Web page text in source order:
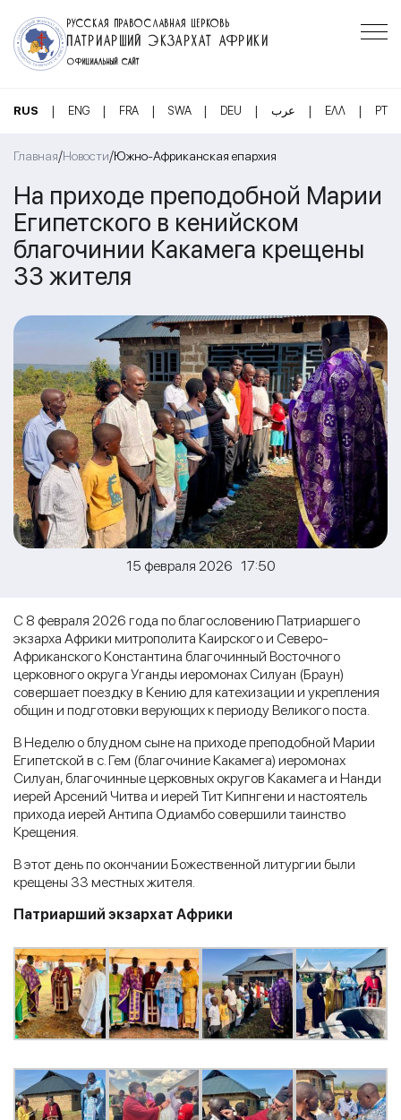
РУССКАЯ ПРАВОСЛАВНАЯ ЦЕРКОВЬ
ПАТРИАРШИЙ ЭКЗАРХАТ АФРИКИ
ОФИЦИАЛЬНЫЙ САЙТ
RUS | ENG | FRA | SWA | DEU | عرب | ΕΛΛ | PT
Главная/Новости/Южно-Африканская епархия
На приходе преподобной Марии
Египетского в кенийском
благочинии Какамега крещены
33 жителя
15 февраля 2026 17:50
С 8 февраля 2026 года по благословению Патриаршего
экзарха Африки митрополита Каирского и Северо-
Африканского Константина благочинный Восточного
церковного округа Уганды иеромонах Силуан (Браун)
совершает поездку в Кению для катехизации и укрепления
общин и подготовки верующих к периоду Великого поста.
В Неделю о блудном сыне на приходе преподобной Марии
Египетской в с. Гем (благочиние Какамега) иеромонах
Силуан, благочинные церковных округов Какамега и Нанди
иерей Арсений Читва и иерей Тит Кипнгени и настоятель
прихода иерей Антипа Одиамбо совершили таинство
Крещения.
В этот день по окончании Божественной литургии были
крещены 33 местных жителя.
Патриарший экзархат Африки